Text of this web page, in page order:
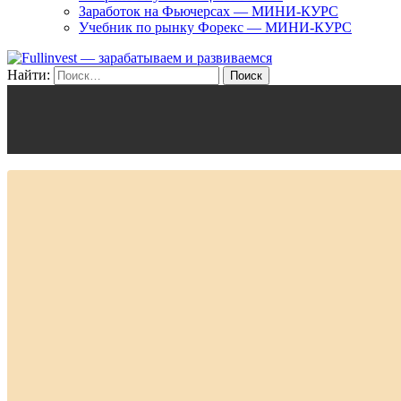
Заработок на Фьючерсах — МИНИ-КУРС
Учебник по рынку Форекс — МИНИ-КУРС
Найти: